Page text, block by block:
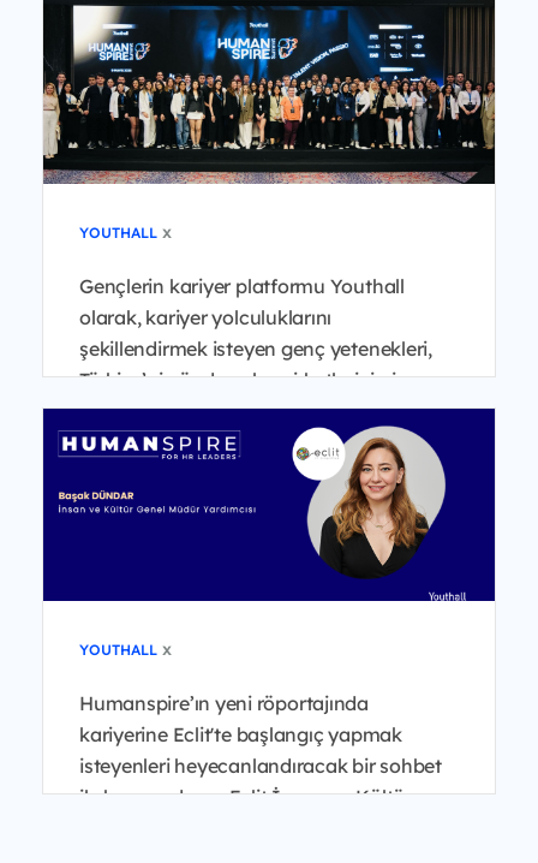
YOUTHALL x
Gençlerin kariyer platformu Youthall
olarak, kariyer yolculuklarını
şekillendirmek isteyen genç yetenekleri,
Türkiye’nin önde gelen şirketlerinin insan
kaynakları liderleri...
YOUTHALL x
Humanspire’ın yeni röportajında
kariyerine Eclit'te başlangıç yapmak
isteyenleri heyecanlandıracak bir sohbet
ile karşınızdayız. Eclit İnsan ve Kültür